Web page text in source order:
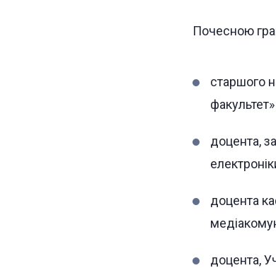
Почесною
старшого
факультет»
доцента,
доцента
доцента,